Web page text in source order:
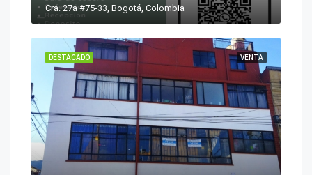
Cra. 27a #75-33, Bogotá, Colombia
VENTA
DESTACADO